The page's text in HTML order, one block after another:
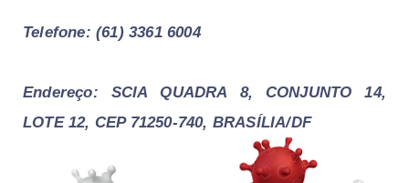
Telefone: (61) 3361 6004
Endereço: SCIA QUADRA 8, CONJUNTO 14,
LOTE 12, CEP 71250-740, BRASÍLIA/DF